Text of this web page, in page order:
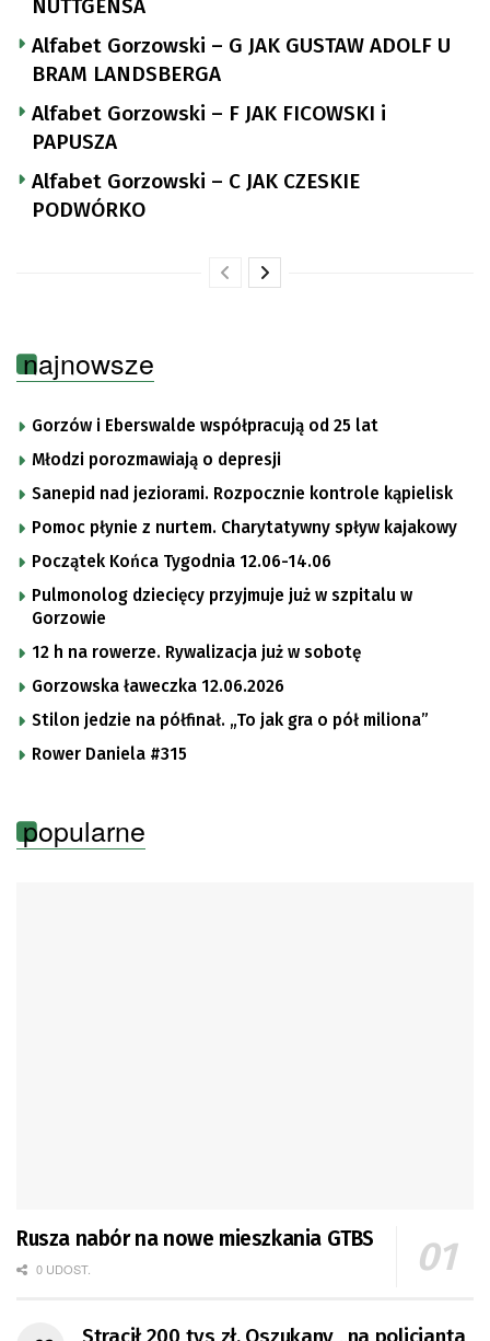
NUTTGENSA
Alfabet Gorzowski – G JAK GUSTAW ADOLF U
BRAM LANDSBERGA
Alfabet Gorzowski – F JAK FICOWSKI i
PAPUSZA
Alfabet Gorzowski – C JAK CZESKIE
PODWÓRKO
najnowsze
Gorzów i Eberswalde współpracują od 25 lat
Młodzi porozmawiają o depresji
Sanepid nad jeziorami. Rozpocznie kontrole kąpielisk
Pomoc płynie z nurtem. Charytatywny spływ kajakowy
Początek Końca Tygodnia 12.06-14.06
Pulmonolog dziecięcy przyjmuje już w szpitalu w
Gorzowie
12 h na rowerze. Rywalizacja już w sobotę
Gorzowska ławeczka 12.06.2026
Stilon jedzie na półfinał. „To jak gra o pół miliona”
Rower Daniela #315
popularne
Rusza nabór na nowe mieszkania GTBS
0 UDOST.
Stracił 200 tys zł. Oszukany „na policjanta